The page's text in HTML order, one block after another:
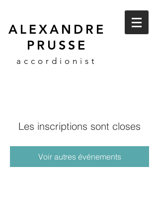
ALEXANDRE
PRUSSE
accordionist
Les inscriptions sont closes
Voir autres événements